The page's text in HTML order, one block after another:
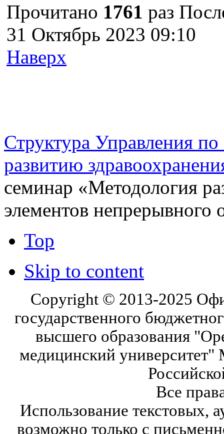
Прочитано 1761 раз
31 Октябрь 2023 09:10
Наверх
Структура Управления
развитию
семинар «Методология
элементов непрерывного
Top
Skip to content
Copyright © 2013-2025
государственного
высшего образования
медицинский университет"
Все
Использование текстовых,
возможно только с